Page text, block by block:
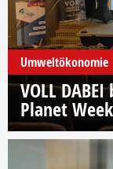
Umweltökonomie
VOLL
Planet Week